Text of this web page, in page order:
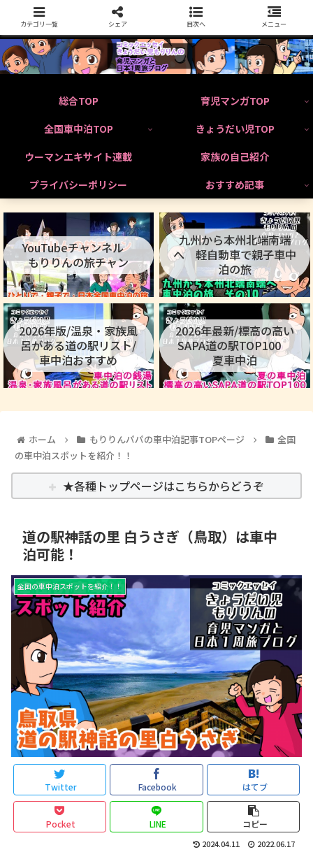
総合TOP
育児マンガTOP
全国車中泊TOP
きょうだい児TOP
ウーマンエキサイト連載
家族の自己紹介
プライバシーポリシー
おすすめ記事
YouTubeチャンネル
もりりんの旅チャン
九州から本州北端南端
へ 軽自動車で親子車中
泊の旅
2026年版/温泉・家族風
呂がある道の駅リスト/
車中泊おすすめ
2026年最新/標高の高い
SAPA道の駅TOP100
夏車中泊
ホーム もりりんパパの車中泊記事TOPページ
全国
の車中泊スポットを紹介！！
★各種トップページはこちらからどうぞ
道の駅神話の里 白うさぎ（鳥取）は車中
泊可能！
全国の車中泊スポットを紹介！！
Twitter Facebook はてブ
Pocket LINE コピー
2024.04.11 2022.06.17
カテゴリ一覧 シェア 目次へ メニュー